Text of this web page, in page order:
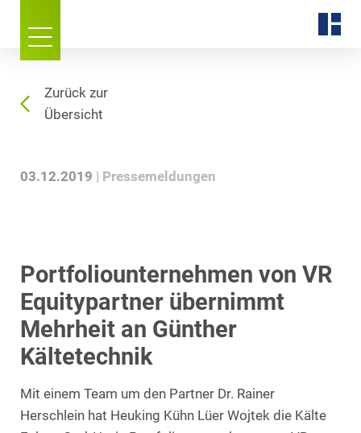
Zurück zur
Übersicht
03.12.2019 Pressemeldungen
Portfoliounternehmen von VR
Equitypartner übernimmt
Mehrheit an Günther
Kältetechnik
Mit einem Team um den Partner Dr. Rainer
Herschlein hat Heuking Kühn Lüer Wojtek die Kälte